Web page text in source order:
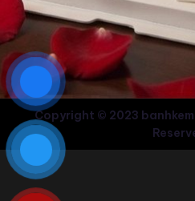
Copyright © 2023